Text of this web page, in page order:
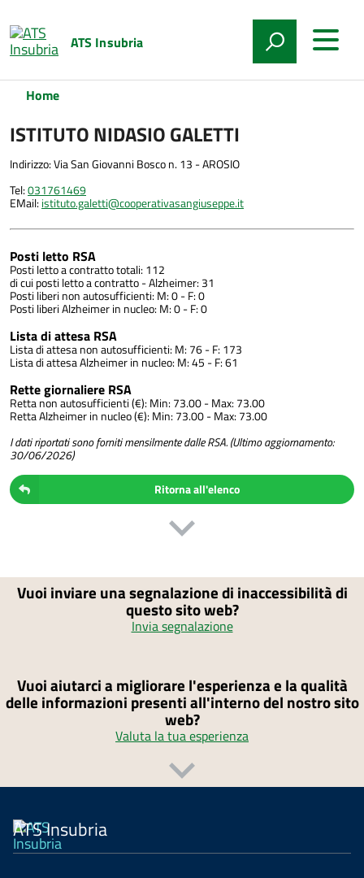
ATS Insubria
Home
ISTITUTO NIDASIO GALETTI
Indirizzo: Via San Giovanni Bosco n. 13 - AROSIO
Tel:031761469
EMail:istituto.galetti@cooperativasangiuseppe.it
Posti letto RSA
Posti letto a contratto totali: 112
di cui posti letto a contratto - Alzheimer: 31
Posti liberi non autosufficienti: M: 0 - F: 0
Posti liberi Alzheimer in nucleo: M: 0 - F: 0
Lista di attesa RSA
Lista di attesa non autosufficienti: M: 76 - F: 173
Lista di attesa Alzheimer in nucleo: M: 45 - F: 61
Rette giornaliere RSA
Retta non autosufficienti (€): Min: 73.00 - Max: 73.00
Retta Alzheimer in nucleo (€): Min: 73.00 - Max: 73.00
I dati riportati sono forniti mensilmente dalle RSA. (Ultimo aggiornamento:
30/06/2026)
Ritorna all'elenco
Vuoi inviare una segnalazione di inaccessibilità di
questo sito web?
Invia segnalazione
Vuoi aiutarci a migliorare l'esperienza e la qualità
delle informazioni presenti all'interno del nostro sito
web?
Valuta la tua esperienza
ATS Insubria